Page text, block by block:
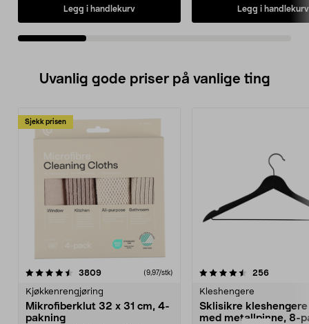
Legg i handlekurv Legg i handlekurv
Uvanlig gode priser på vanlige ting
Sjekk prisen
3809anmeldelser(9,97/stk)
Kjøkkenrengjøring
Mikrofiberklut 32 x 31 cm, 4-
pakning
4.5av 5 stjerner 256
Kleshengere
Sklisikre
med metallpinne, 8-
4.5av 5 stjerner